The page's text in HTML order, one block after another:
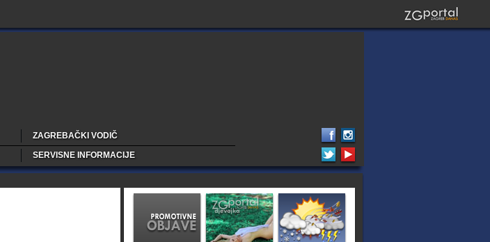
ZAGREBAČKI VODIČ
SERVISNE INFORMACIJE